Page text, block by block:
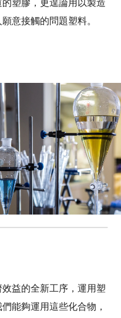
塑膠，更遑論用以製造
意接觸的問題塑料。
效益的全新工序，運用塑
能夠運用這些化合物，